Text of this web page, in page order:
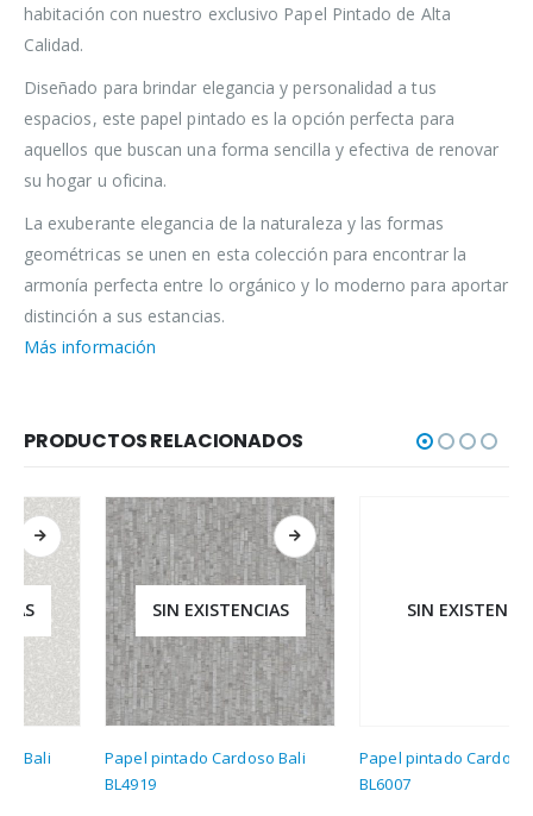
habitación con nuestro exclusivo Papel Pintado de Alta
Calidad.
Diseñado para brindar elegancia y personalidad a tus
espacios, este papel pintado es la opción perfecta para
aquellos que buscan una forma sencilla y efectiva de renovar
su hogar u oficina.
La exuberante elegancia de la naturaleza y las formas
geométricas se unen en esta colección para encontrar la
armonía perfecta entre lo orgánico y lo moderno para aportar
distinción a sus estancias.
Más información
PRODUCTOS RELACIONADOS
SIN EXISTENCIAS
Papel pintado Cardoso Bali
SIN EXISTENCIAS
Papel pintado Cardoso Bali